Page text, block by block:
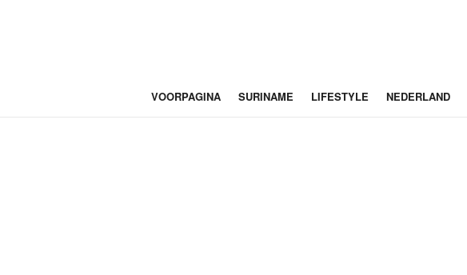
VOORPAGINA SURINAME LIFESTYLE NEDERLAND